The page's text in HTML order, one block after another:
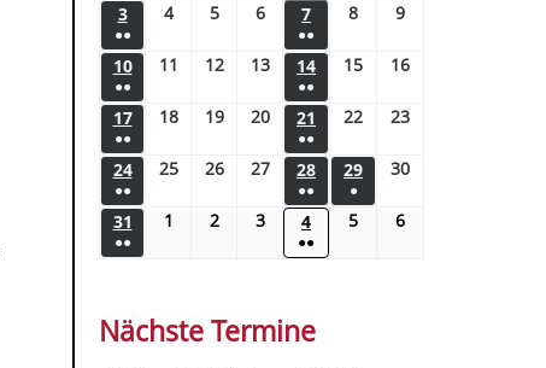
3
●●
4 5 6 7
●●
8 9
10
●●
11 12 13 14
●●
15 16
17
●●
18 19 20 21
●●
22 23
24
●●
25 26 27 28
●●
29
●
30
31
●●
1 2 3 4
●●
5 6
Nächste Termine